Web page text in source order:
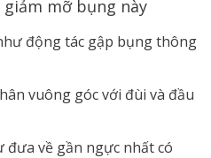
mỡ bụng này
động tác gập bụng thông
vuông góc với đùi và đầu
về gần ngực nhất có